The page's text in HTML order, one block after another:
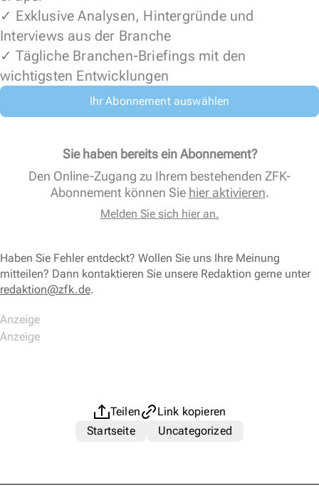
✓ Exklusive Analysen, Hintergründe und
Interviews aus der Branche
✓ Tägliche Branchen-Briefings mit den
wichtigsten Entwicklungen
Ihr Abonnement auswählen
Sie haben bereits ein Abonnement?
Den Online-Zugang zu Ihrem bestehenden ZFK-
Abonnement können Sie hier aktivieren.
Melden Sie sich hier an.
Haben Sie Fehler entdeckt? Wollen Sie uns Ihre Meinung
mitteilen? Dann kontaktieren Sie unsere Redaktion gerne unter
redaktion@zfk.de.
Teilen
Link kopieren
Startseite
Uncategorized